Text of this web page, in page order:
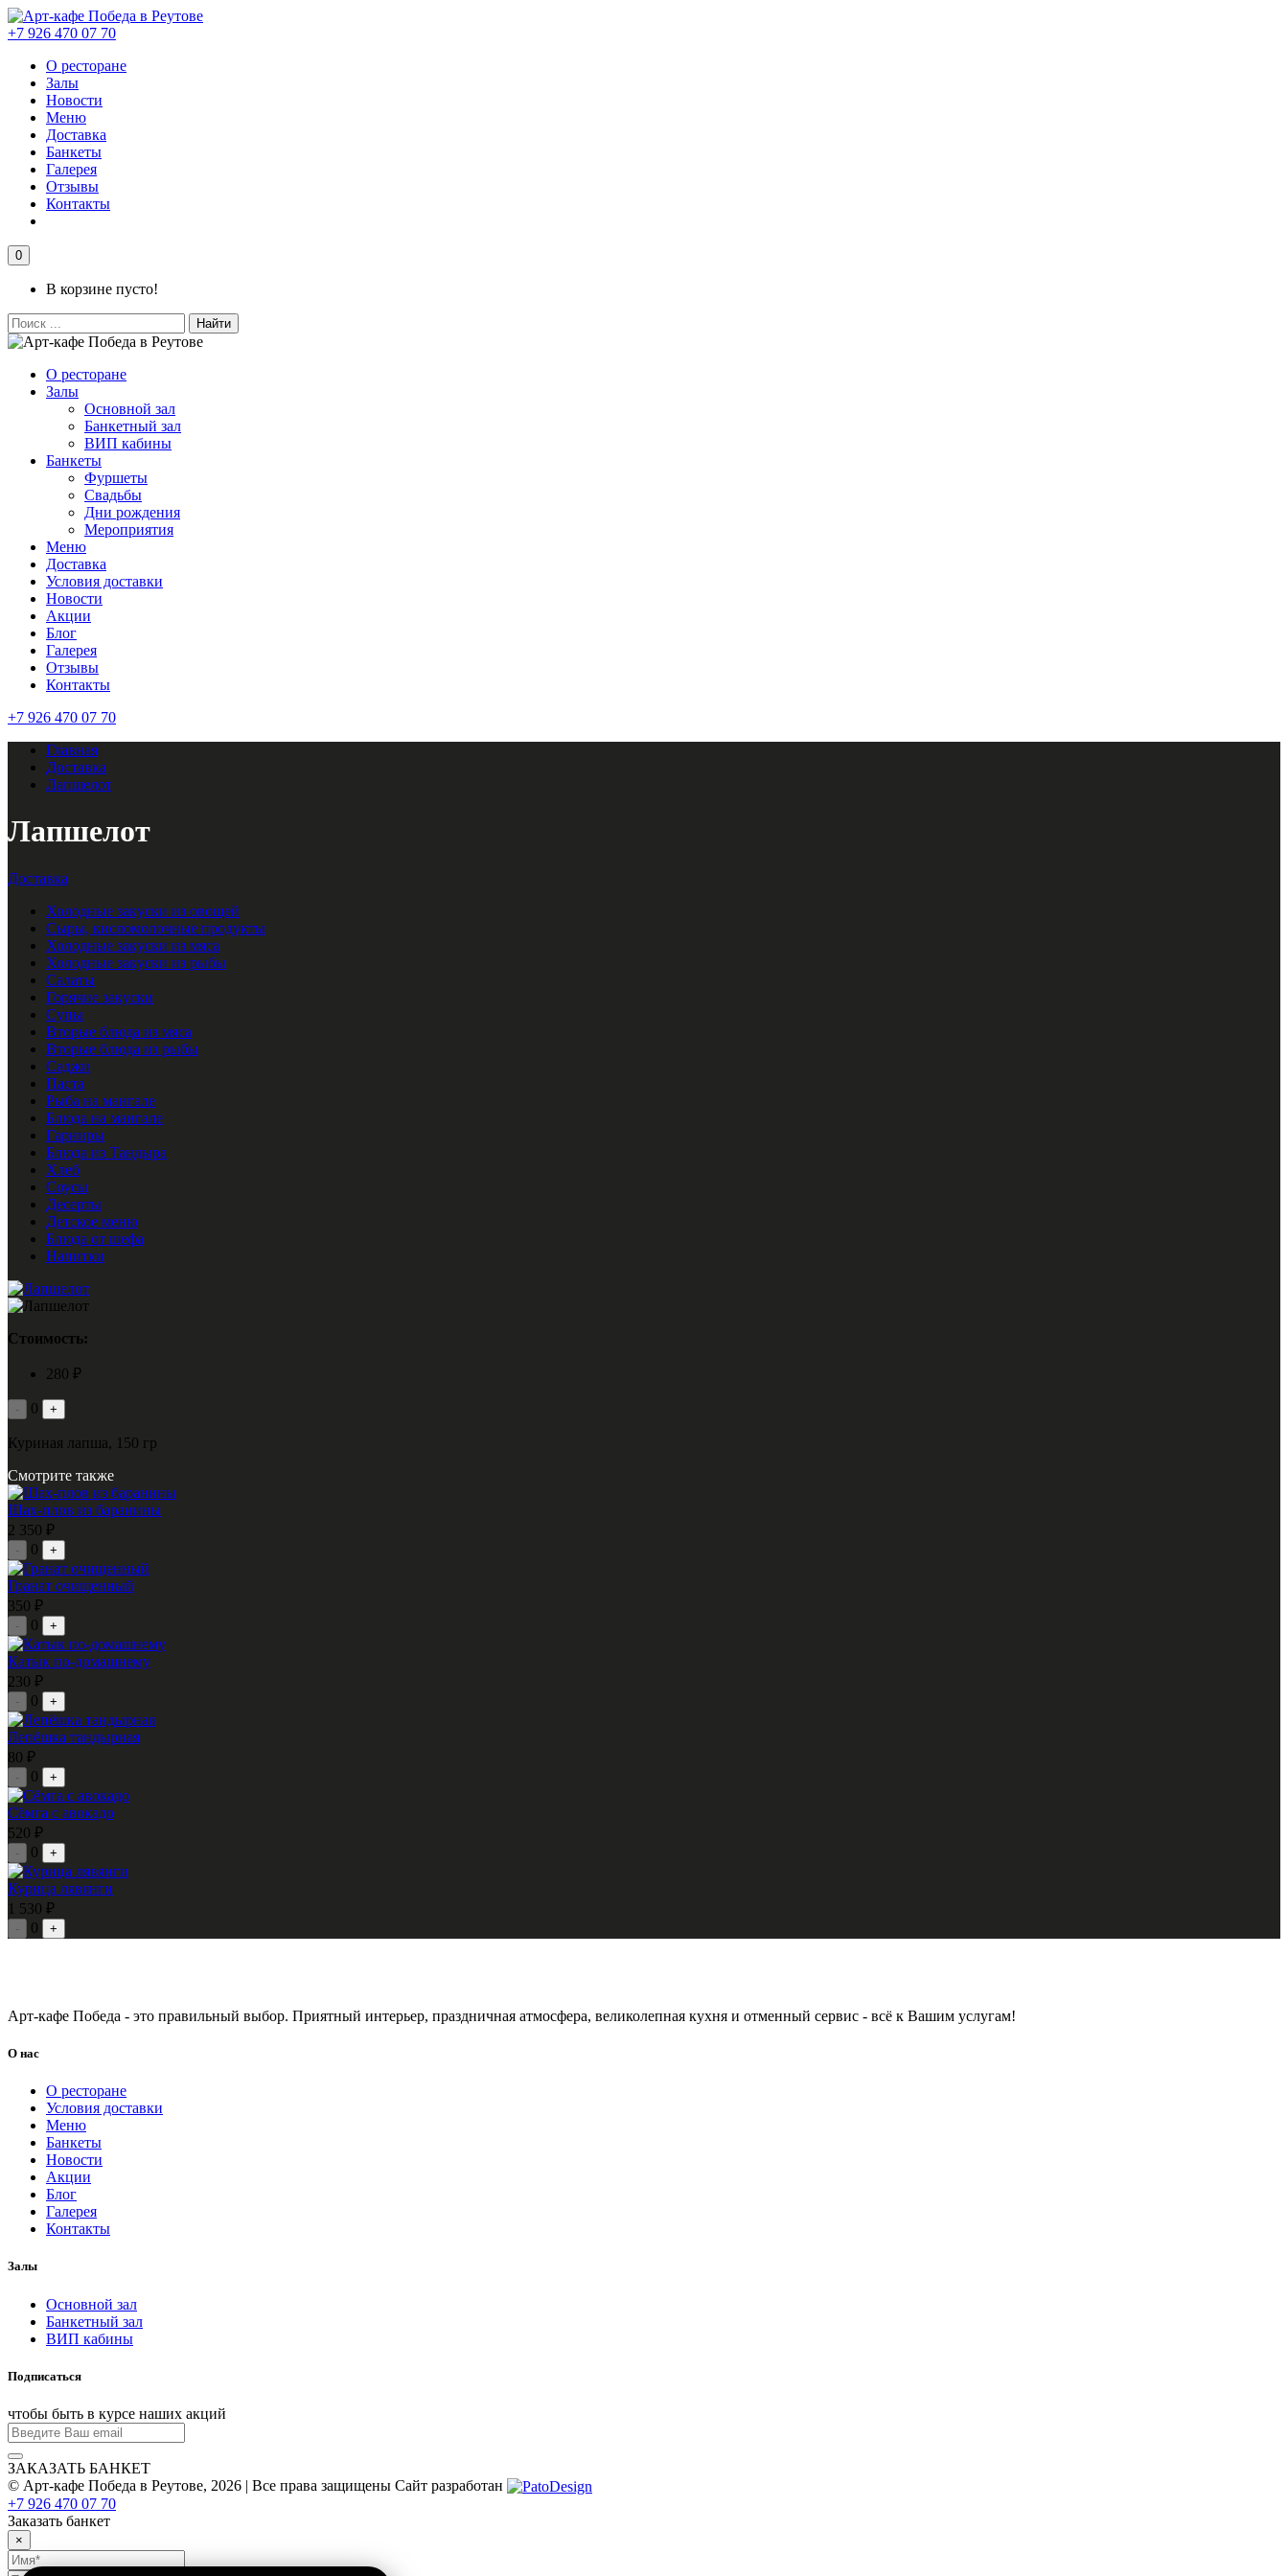
+7 926 470 07 70
О ресторане
Залы
Новости
Меню
Доставка
Банкеты
Галерея
Отзывы
Контакты
0
В корзине пусто!
Найти
О ресторане
Залы
Основной зал
Банкетный зал
ВИП кабины
Банкеты
Фуршеты
Свадьбы
Дни рождения
Мероприятия
Меню
Доставка
Условия доставки
Новости
Акции
Блог
Галерея
Отзывы
Контакты
+7 926 470 07 70
Главная
Доставка
Лапшелот
Лапшелот
Доставка
Холодные закуски из овощей
Сыры, кисломолочные продукты
Холодные закуски из мяса
Холодные закуски из рыбы
Салаты
Горячие закуски
Супы
Вторые блюда из мяса
Вторые блюда из рыбы
Саджи
Паста
Рыба на мангале
Блюда на мангале
Гарниры
Блюда из Тандыра
Хлеб
Соусы
Десерты
Детское меню
Блюда от шефа
Напитки
Стоимость:
280 ₽
- 0 +
Куриная лапша, 150 гр
Смотрите также
Шах-плов из баранины
2 350 ₽
- 0 +
Гранат очищенный
350 ₽
- 0 +
Катык по-домашнему
230 ₽
- 0 +
Лепёшка тандырная
80 ₽
- 0 +
Сёмга с авокадо
520 ₽
- 0 +
Курица лявянги
1 530 ₽
- 0 +
Арт-кафе Победа - это правильный выбор. Приятный интерьер, праздничная атмосфера, великолепная кухня и отменный сервис - всё к Вашим услугам!
О нас
О ресторане
Условия доставки
Меню
Банкеты
Новости
Акции
Блог
Галерея
Контакты
Залы
Основной зал
Банкетный зал
ВИП кабины
Подписаться
чтобы быть в курсе наших акций
ЗАКАЗАТЬ БАНКЕТ
© Арт-кафе Победа в Реутове, 2026 | Все права защищены Сайт разработан
+7 926 470 07 70
Заказать банкет
×